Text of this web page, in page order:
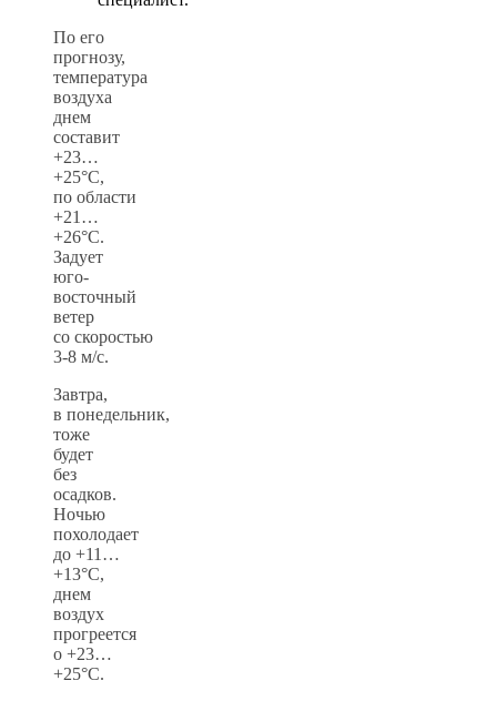
По его
прогнозу,
температура
воздуха
днем
составит
+23…
+25°С,
по области
+21…
+26°С.
Задует
юго-
восточный
ветер
со скоростью
3-8 м/с.
Завтра,
в понедельник,
тоже
будет
без
осадков.
Ночью
похолодает
до +11…
+13°С,
днем
воздух
прогреется
о +23…
+25°С.